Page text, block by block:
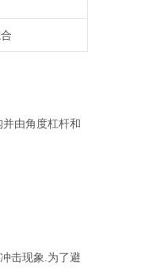
由角度杠杆和
击现象.为了避